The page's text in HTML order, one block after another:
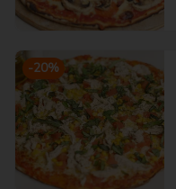
-20%